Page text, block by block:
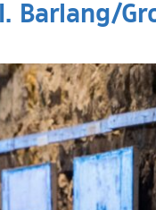
Barlang/